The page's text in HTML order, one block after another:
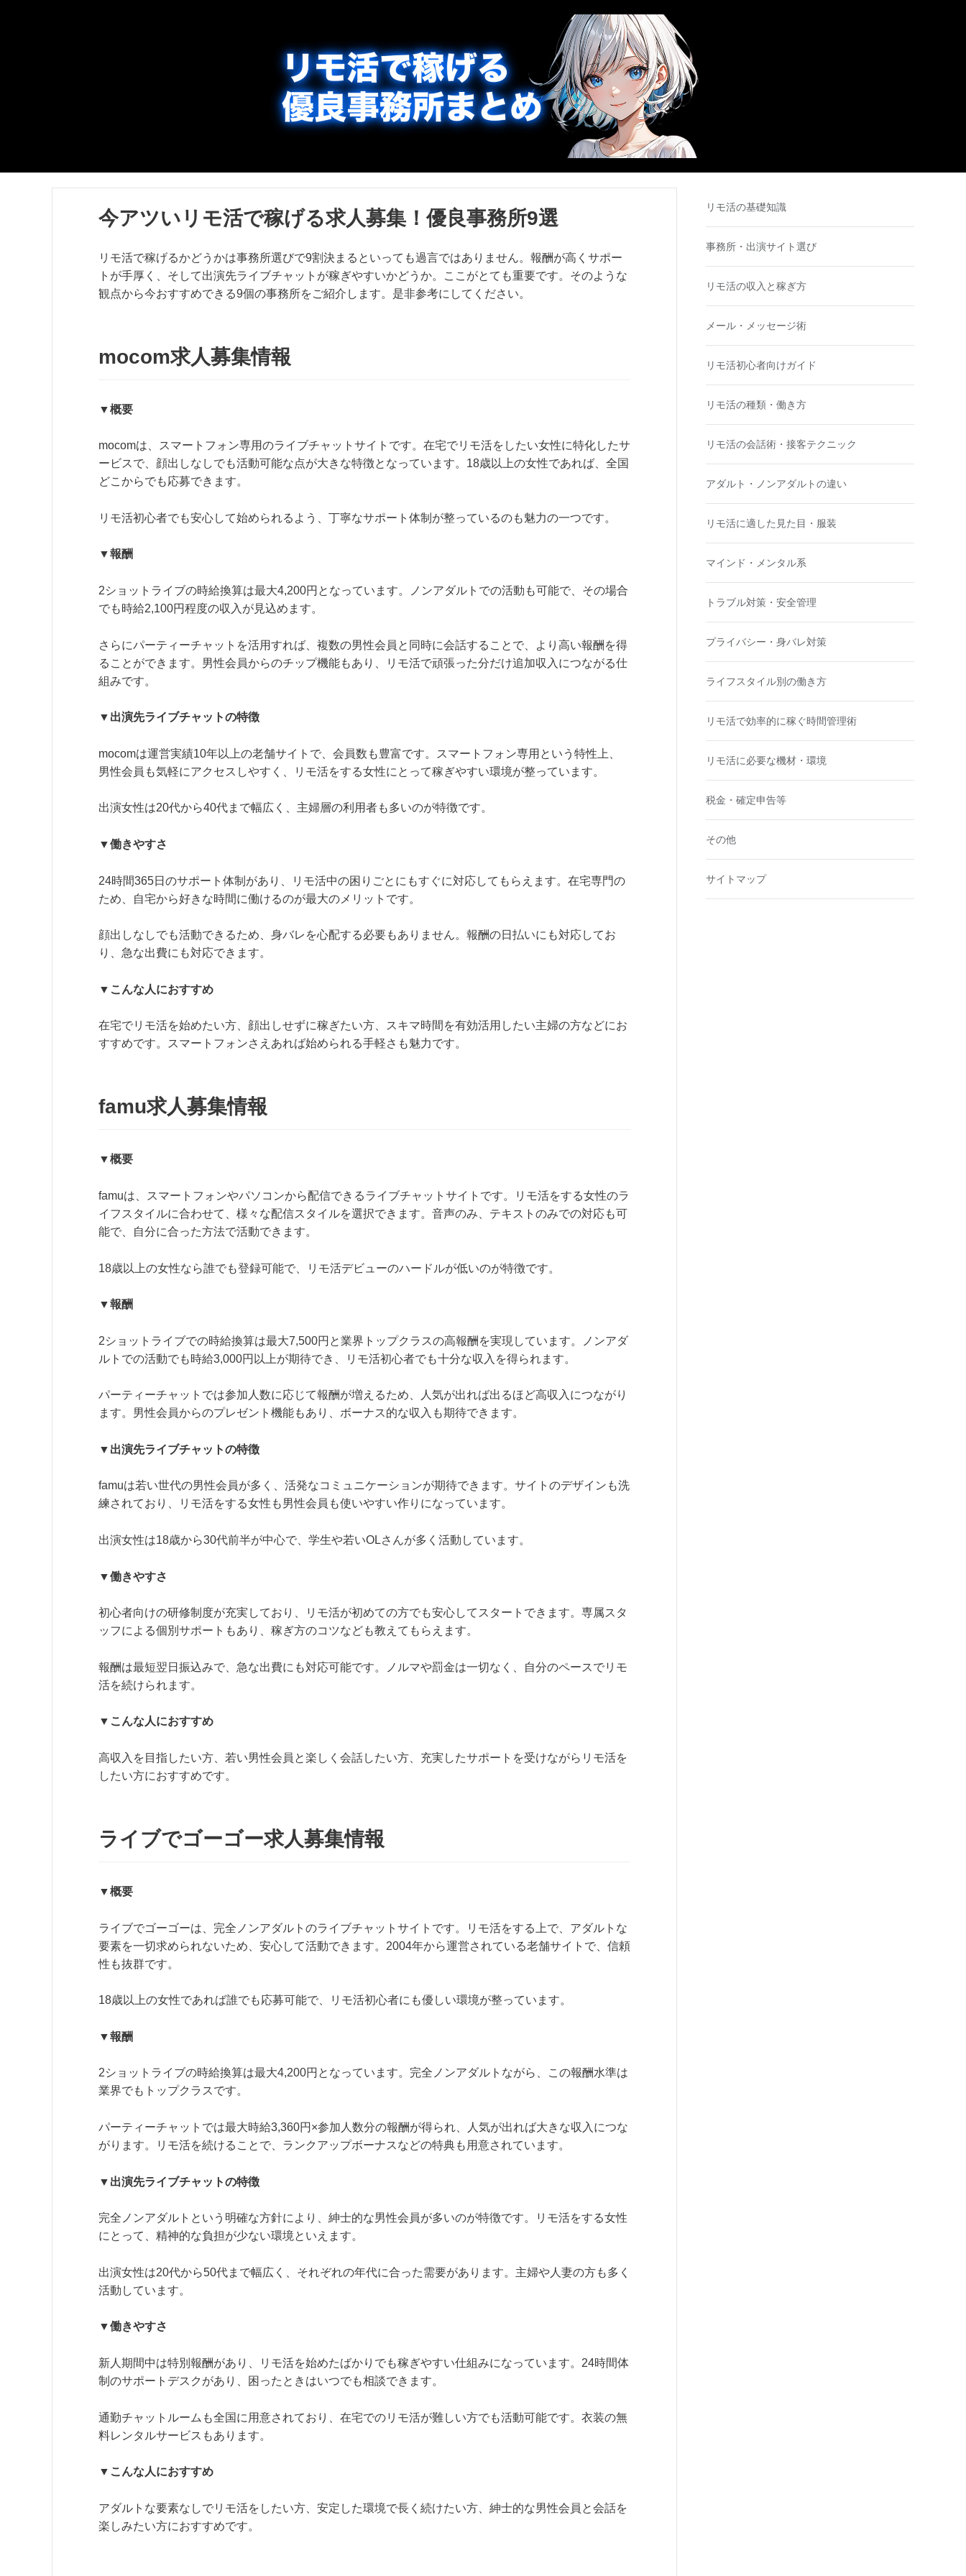
今アツいリモ活で稼げる求人募集！優良事務所9選
リモ活で稼げるかどうかは事務所選びで9割決まるといっても過言ではありません。報酬が高くサポー
トが手厚く、そして出演先ライブチャットが稼ぎやすいかどうか。ここがとても重要です。そのような
観点から今おすすめできる9個の事務所をご紹介します。是非参考にしてください。
mocom求人募集情報
▼概要
mocomは、スマートフォン専用のライブチャットサイトです。在宅でリモ活をしたい女性に特化したサ
ービスで、顔出しなしでも活動可能な点が大きな特徴となっています。18歳以上の女性であれば、全国
どこからでも応募できます。
リモ活初心者でも安心して始められるよう、丁寧なサポート体制が整っているのも魅力の一つです。
▼報酬
2ショットライブの時給換算は最大4,200円となっています。ノンアダルトでの活動も可能で、その場合
でも時給2,100円程度の収入が見込めます。
さらにパーティーチャットを活用すれば、複数の男性会員と同時に会話することで、より高い報酬を得
ることができます。男性会員からのチップ機能もあり、リモ活で頑張った分だけ追加収入につながる仕
組みです。
▼出演先ライブチャットの特徴
mocomは運営実績10年以上の老舗サイトで、会員数も豊富です。スマートフォン専用という特性上、
男性会員も気軽にアクセスしやすく、リモ活をする女性にとって稼ぎやすい環境が整っています。
出演女性は20代から40代まで幅広く、主婦層の利用者も多いのが特徴です。
▼働きやすさ
24時間365日のサポート体制があり、リモ活中の困りごとにもすぐに対応してもらえます。在宅専門の
ため、自宅から好きな時間に働けるのが最大のメリットです。
顔出しなしでも活動できるため、身バレを心配する必要もありません。報酬の日払いにも対応してお
り、急な出費にも対応できます。
▼こんな人におすすめ
在宅でリモ活を始めたい方、顔出しせずに稼ぎたい方、スキマ時間を有効活用したい主婦の方などにお
すすめです。スマートフォンさえあれば始められる手軽さも魅力です。
famu求人募集情報
▼概要
famuは、スマートフォンやパソコンから配信できるライブチャットサイトです。リモ活をする女性のラ
イフスタイルに合わせて、様々な配信スタイルを選択できます。音声のみ、テキストのみでの対応も可
能で、自分に合った方法で活動できます。
18歳以上の女性なら誰でも登録可能で、リモ活デビューのハードルが低いのが特徴です。
▼報酬
2ショットライブでの時給換算は最大7,500円と業界トップクラスの高報酬を実現しています。ノンアダ
ルトでの活動でも時給3,000円以上が期待でき、リモ活初心者でも十分な収入を得られます。
パーティーチャットでは参加人数に応じて報酬が増えるため、人気が出れば出るほど高収入につながり
ます。男性会員からのプレゼント機能もあり、ボーナス的な収入も期待できます。
▼出演先ライブチャットの特徴
famuは若い世代の男性会員が多く、活発なコミュニケーションが期待できます。サイトのデザインも洗
練されており、リモ活をする女性も男性会員も使いやすい作りになっています。
出演女性は18歳から30代前半が中心で、学生や若いOLさんが多く活動しています。
▼働きやすさ
初心者向けの研修制度が充実しており、リモ活が初めての方でも安心してスタートできます。専属スタ
ッフによる個別サポートもあり、稼ぎ方のコツなども教えてもらえます。
報酬は最短翌日振込みで、急な出費にも対応可能です。ノルマや罰金は一切なく、自分のペースでリモ
活を続けられます。
▼こんな人におすすめ
高収入を目指したい方、若い男性会員と楽しく会話したい方、充実したサポートを受けながらリモ活を
したい方におすすめです。
ライブでゴーゴー求人募集情報
▼概要
ライブでゴーゴーは、完全ノンアダルトのライブチャットサイトです。リモ活をする上で、アダルトな
要素を一切求められないため、安心して活動できます。2004年から運営されている老舗サイトで、信頼
性も抜群です。
18歳以上の女性であれば誰でも応募可能で、リモ活初心者にも優しい環境が整っています。
▼報酬
2ショットライブの時給換算は最大4,200円となっています。完全ノンアダルトながら、この報酬水準は
業界でもトップクラスです。
パーティーチャットでは最大時給3,360円×参加人数分の報酬が得られ、人気が出れば大きな収入につな
がります。リモ活を続けることで、ランクアップボーナスなどの特典も用意されています。
▼出演先ライブチャットの特徴
完全ノンアダルトという明確な方針により、紳士的な男性会員が多いのが特徴です。リモ活をする女性
にとって、精神的な負担が少ない環境といえます。
出演女性は20代から50代まで幅広く、それぞれの年代に合った需要があります。主婦や人妻の方も多く
活動しています。
▼働きやすさ
新人期間中は特別報酬があり、リモ活を始めたばかりでも稼ぎやすい仕組みになっています。24時間体
制のサポートデスクがあり、困ったときはいつでも相談できます。
通勤チャットルームも全国に用意されており、在宅でのリモ活が難しい方でも活動可能です。衣装の無
料レンタルサービスもあります。
▼こんな人におすすめ
アダルトな要素なしでリモ活をしたい方、安定した環境で長く続けたい方、紳士的な男性会員と会話を
楽しみたい方におすすめです。
リモ活の基礎知識
事務所・出演サイト選び
リモ活の収入と稼ぎ方
メール・メッセージ術
リモ活初心者向けガイド
リモ活の種類・働き方
リモ活の会話術・接客テクニック
アダルト・ノンアダルトの違い
リモ活に適した見た目・服装
マインド・メンタル系
トラブル対策・安全管理
プライバシー・身バレ対策
ライフスタイル別の働き方
リモ活で効率的に稼ぐ時間管理術
リモ活に必要な機材・環境
税金・確定申告等
その他
サイトマップ